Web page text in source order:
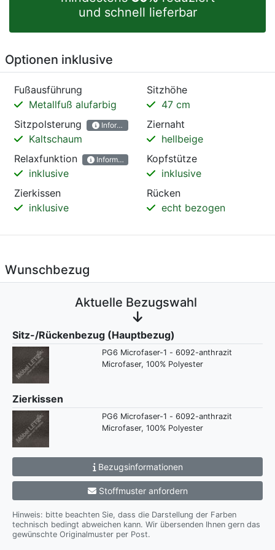
und schnell lieferbar
Optionen inklusive
Fußausführung
Metallfuß alufarbig
Sitzhöhe
47 cm
Sitzpolsterung
Informationen
Kaltschaum
Ziernaht
hellbeige
Relaxfunktion
Informationen
inklusive
Kopfstütze
inklusive
Zierkissen
inklusive
Rücken
echt bezogen
Wunschbezug
Aktuelle Bezugswahl
Sitz-/Rückenbezug (Hauptbezug)
PG6 Microfaser-1 - 6092-anthrazit
Microfaser, 100% Polyester
Zierkissen
PG6 Microfaser-1 - 6092-anthrazit
Microfaser, 100% Polyester
Bezugsinformationen
Stoffmuster anfordern
Hinweis: bitte beachten Sie, dass die Darstellung der Farben
technisch bedingt abweichen kann. Wir übersenden Ihnen gern das
gewünschte Originalmuster per Post.